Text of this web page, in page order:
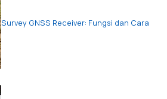
Survey GNSS Receiver: Fungsi dan Cara